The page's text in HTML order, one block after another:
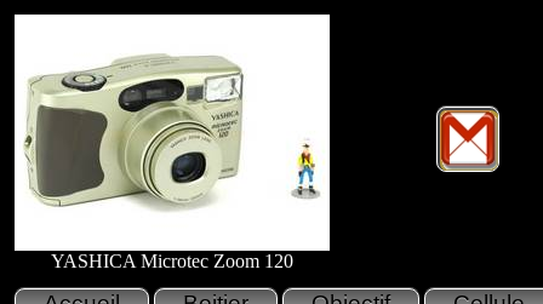
YASHICA Microtec Zoom 120